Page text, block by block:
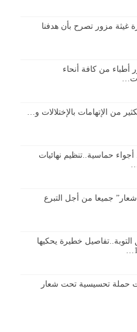
غيثة مزور تصرح بأن هدفنا
أطباء من كافة أنحاء
من الإتهامات بالإختلالات و…
حماسية..تنظيم نهائيات
شعار” جميعا من أجل التبرع
التوبة..تفاصيل خطيرة يحكيها
حملة تحسيسية تحت شعار